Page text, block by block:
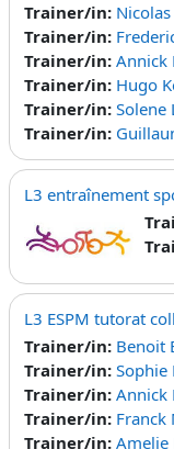
Trainer/in:
Trainer/in:
Trainer/in: Annick
Trainer/in: Hugo
Trainer/in: Solene
Trainer/in:
L3 entraînement
L3 ESPM tutorat
Trainer/in: Benoit
Trainer/in: Sophie
Trainer/in: Annick
Trainer/in: Franck
Trainer/in: Amelie